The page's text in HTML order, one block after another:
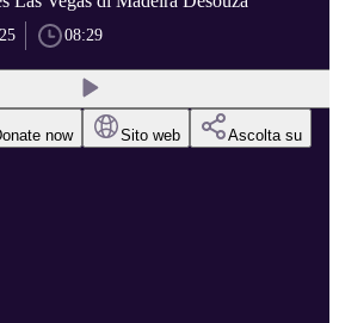
08:29
now Sito web Ascolta su